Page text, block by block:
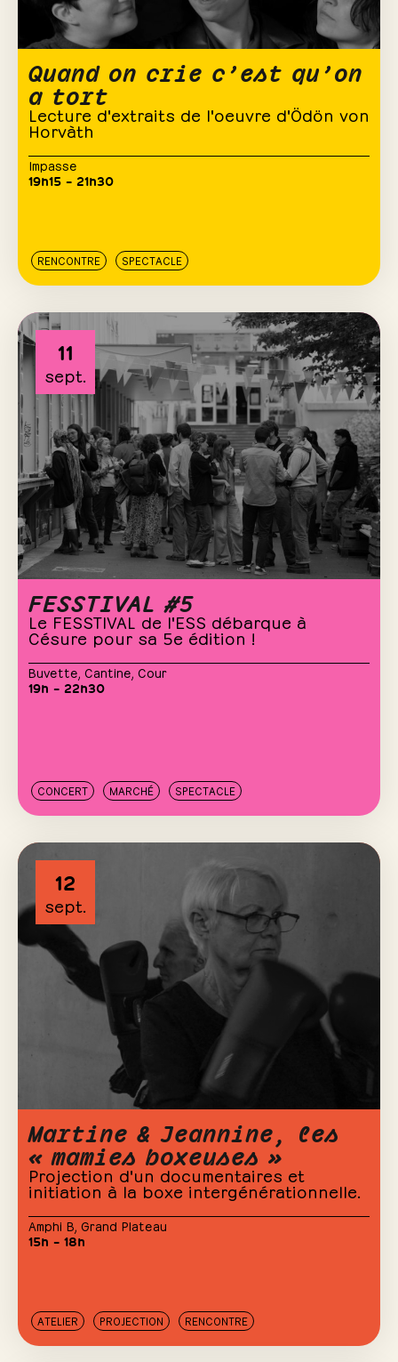
Quand on crie c’est qu’on
a tort
Lecture d'extraits de l'oeuvre d'Ödön von
Horvàth
Impasse
19h15 – 21h30
RENCONTRE SPECTACLE
11
sept.
FESSTIVAL #5
Le FESSTIVAL de l'ESS débarque à
Césure pour sa 5e édition !
Buvette Cantine Cour
19h – 22h30
CONCERT MARCHÉ SPECTACLE
12
sept.
Martine & Jeannine, les
« mamies boxeuses »
Projection d'un documentaires et
initiation à la boxe intergénérationnelle.
Amphi B Grand Plateau
15h – 18h
ATELIER PROJECTION RENCONTRE